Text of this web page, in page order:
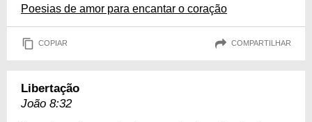
Poesias de amor para encantar o coração
COPIAR COMPARTILHAR
Libertação
João 8:32